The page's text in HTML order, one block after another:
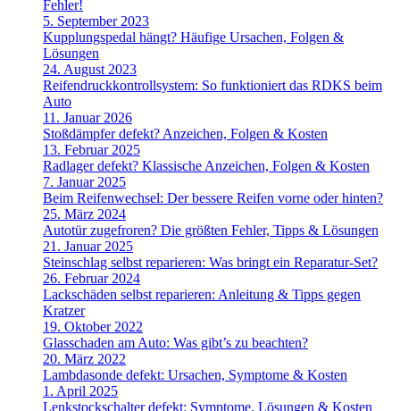
Fehler!
5. September 2023
Kupplungspedal hängt? Häufige Ursachen, Folgen &
Lösungen
24. August 2023
Reifendruckkontrollsystem: So funktioniert das RDKS beim
Auto
11. Januar 2026
Stoßdämpfer defekt? Anzeichen, Folgen & Kosten
13. Februar 2025
Radlager defekt? Klassische Anzeichen, Folgen & Kosten
7. Januar 2025
Beim Reifenwechsel: Der bessere Reifen vorne oder hinten?
25. März 2024
Autotür zugefroren? Die größten Fehler, Tipps & Lösungen
21. Januar 2025
Steinschlag selbst reparieren: Was bringt ein Reparatur-Set?
26. Februar 2024
Lackschäden selbst reparieren: Anleitung & Tipps gegen
Kratzer
19. Oktober 2022
Glasschaden am Auto: Was gibt’s zu beachten?
20. März 2022
Lambdasonde defekt: Ursachen, Symptome & Kosten
1. April 2025
Lenkstockschalter defekt: Symptome, Lösungen & Kosten